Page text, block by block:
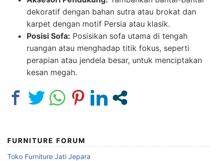
dekoratif dengan bahan sutra atau brokat dan
karpet dengan motif Persia atau klasik.
Posisi Sofa: Posisikan sofa utama di tengah
ruangan atau menghadap titik fokus, seperti
perapian atau jendela besar, untuk menciptakan
kesan megah.
FURNITURE FORUM
Toko Furniture Jati Jepara